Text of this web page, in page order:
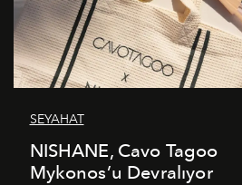
SEYAHAT
NISHANE, Cavo Tagoo
Mykonos’u Devralıyor